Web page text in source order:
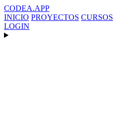
CODEA.APP
INICIO PROYECTOS CURSOS
LOGIN